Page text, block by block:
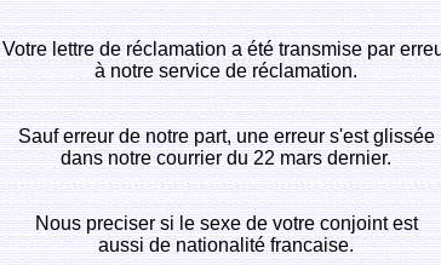
Votre lettre de réclamation a été transmise par
à notre service de réclamation.
Sauf erreur de notre part, une erreur s'est glissée
dans notre courrier du 22 mars dernier.
Nous preciser si le sexe de votre conjoint est
aussi de nationalité francaise.